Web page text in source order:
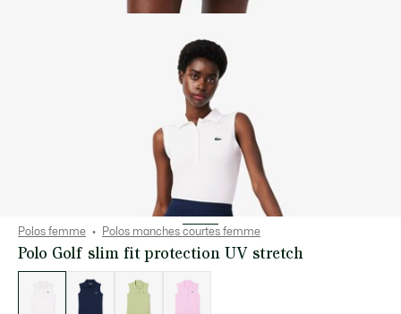
Polos femme Polos manches courtes femme
Polo Golf slim fit protection UV stretch
déclinaisons